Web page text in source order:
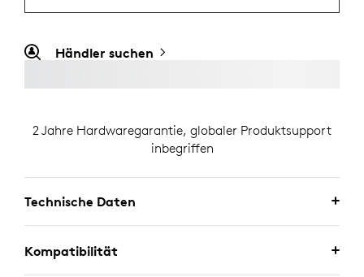
Händler suchen
2 Jahre Hardwaregarantie, globaler Produktsupport
inbegriffen
Technische Daten
Kompatibilität